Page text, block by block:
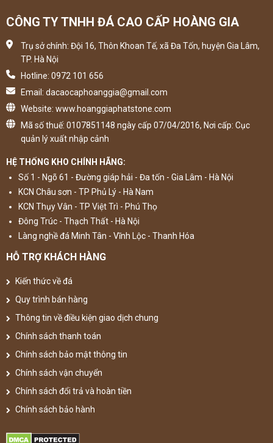
CÔNG TY TNHH ĐÁ CAO CẤP HOÀNG GIA
Trụ sở chính: Đội 16, Thôn Khoan Tế, xã Đa Tốn, huyện Gia Lâm,
TP. Hà Nội
Hotline: 0972 101 656
Email: dacaocaphoanggia@gmail.com
Website: www.hoanggiaphatstone.com
Mã số thuế: 0107851148 ngày cấp 07/04/2016, Nơi cấp: Cục
quản lý xuất nhập cảnh
HỆ THỐNG KHO CHÍNH HÃNG:
Số 1 - Ngõ 61 - Đường giáp hải - Đa tốn - Gia Lâm - Hà Nội
KCN Châu sơn - TP Phủ Lý - Hà Nam
KCN Thụy Vân - TP Việt Trì - Phú Thọ
Đông Trúc - Thạch Thất - Hà Nội
Làng nghề đá Minh Tân - Vĩnh Lộc - Thanh Hóa
HỖ TRỢ KHÁCH HÀNG
Kiến thức về đá
Quy trình bán hàng
Thông tin về điều kiện giao dịch chung
Chính sách thanh toán
Chính sách bảo mật thông tin
Chính sách vận chuyển
Chính sách đổi trả và hoàn tiền
Chính sách bảo hành